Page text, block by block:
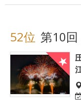
52位 第10